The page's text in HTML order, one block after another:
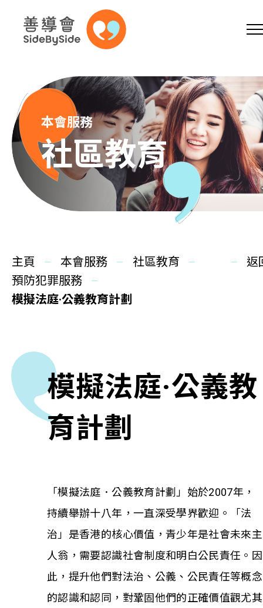
跳到內容（按回車鍵）
A A EN繁 简
主頁
更生同行
精神健康
社區教育
多元共融
社區連繫
慈善活動
相關報導
關於本會
本會服務
社區教育
主頁 本會服務
社區教育
預防犯罪服務
模擬法庭·公義教育計劃
返
模擬法庭·公義教
育計劃
「模擬法庭．公義教育計劃」始於2007年，
持續舉辦十八年，一直深受學界歡迎。「法
治」是香港的核心價值，青少年是社會未來主
人翁，需要認識社會制度和明白公民責任。因
此，提升他們對法治、公義、公民責任等概念
的認識和認同，對鞏固他們的正確價值觀尤其